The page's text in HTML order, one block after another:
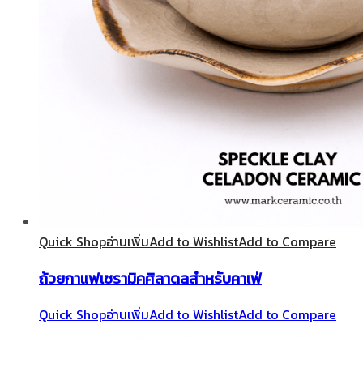
Quick Shopอ่านเพิ่มAdd to WishlistAdd to Compare
ถ้วยกาแฟเซรามิคศิลาดลสำหรับคาเฟ่
Quick Shopอ่านเพิ่มAdd to WishlistAdd to Compare